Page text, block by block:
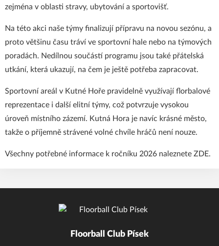
zejména v oblasti stravy, ubytování a sportovišť.
Na této akci naše týmy finalizují přípravu na novou sezónu, a
proto většinu času tráví ve sportovní hale nebo na týmových
poradách. Nedílnou součástí programu jsou také přátelská
utkání, která ukazují, na čem je ještě potřeba zapracovat.
Sportovní areál v Kutné Hoře pravidelně využívají florbalové
reprezentace i další elitní týmy, což potvrzuje vysokou
úroveň místního zázemí. Kutná Hora je navíc krásné město,
takže o příjemně strávené volné chvíle hráčů není nouze.
Všechny potřebné informace k ročníku 2026 naleznete ZDE.
Floorball Club Písek